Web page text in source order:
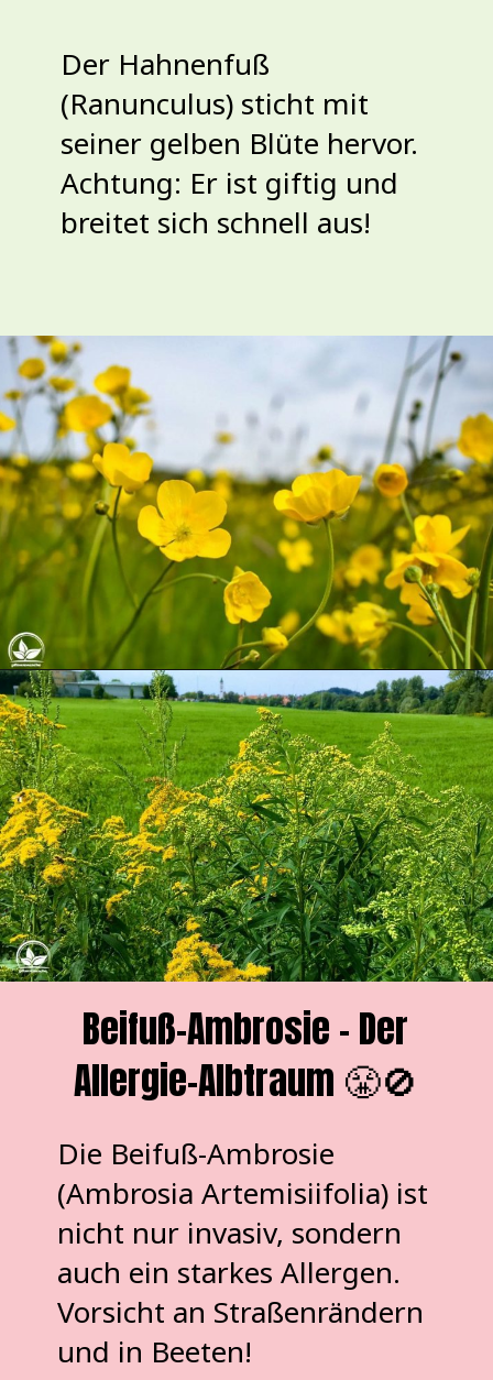
Der Hahnenfuß
(Ranunculus) sticht mit
seiner gelben Blüte hervor.
Achtung: Er ist giftig und
breitet sich schnell aus!
Opening https://pflanzensache.de/gelb-bluhendes-wildkraut/
Beifuß-Ambrosie - Der
Allergie-Albtraum 😤🚫
Die Beifuß-Ambrosie
(Ambrosia Artemisiifolia) ist
nicht nur invasiv, sondern
auch ein starkes Allergen.
Vorsicht an Straßenrändern
und in Beeten!